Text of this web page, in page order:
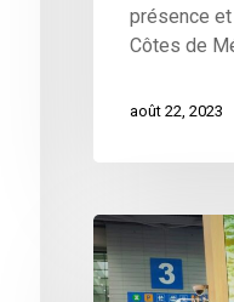
présence
Côtes de
août 22, 2023